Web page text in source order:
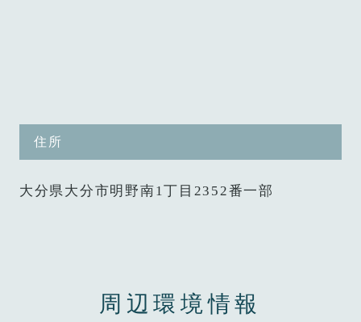
住所
大分県大分市明野南1丁目2352番一部
周辺環境情報